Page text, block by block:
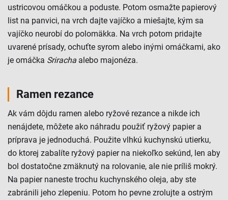
ustricovou omáčkou a poduste. Potom osmažte papierový
list na panvici, na vrch dajte vajíčko a miešajte, kým sa
vajíčko neurobí do polomäkka. Na vrch potom pridajte
uvarené prísady, ochuťte syrom alebo inými omáčkami, ako
je omáčka Sriracha alebo majonéza.
Ramen rezance
Ak vám dôjdu ramen alebo ryžové rezance a nikde ich
nenájdete, môžete ako náhradu použiť ryžový papier a
príprava je jednoduchá. Použite vlhkú kuchynskú utierku,
do ktorej zabalíte ryžový papier na niekoľko sekúnd, len aby
bol dostatočne zmäknutý na rolovanie, ale nie príliš mokrý.
Na papier naneste trochu kuchynského oleja, aby ste
zabránili jeho zlepeniu. Potom ho pevne zrolujte a ostrým